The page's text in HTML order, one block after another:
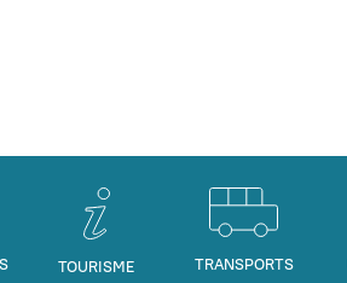
TOURISME TRANSPORTS